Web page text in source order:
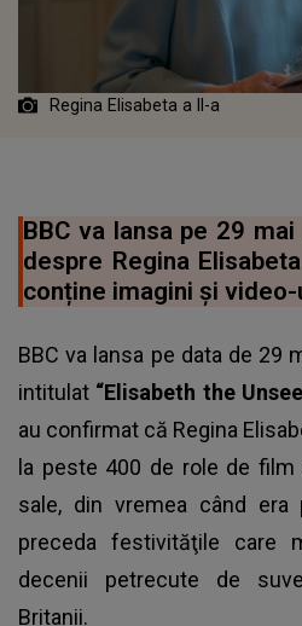
Regina Elisabeta a II-a
BBC va lansa pe 29
despre Regina
conține imagini și
BBC va lansa pe data de 29
intitulat “Elisabeth the
au confirmat că Regina
la peste 400 de role de
sale, din vremea când era
preceda festivităţile care
decenii petrecute de
Britanii.